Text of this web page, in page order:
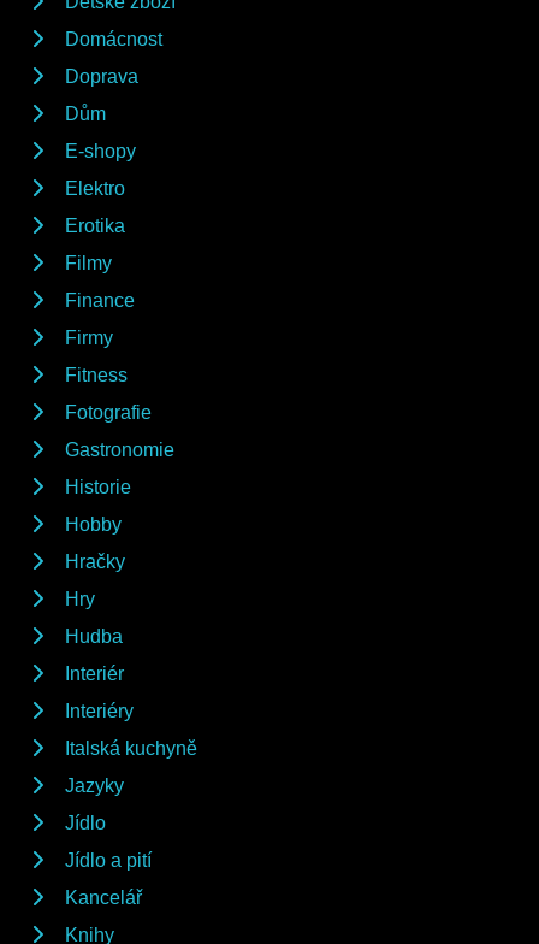
Domácnost
Doprava
Dům
E-shopy
Elektro
Erotika
Filmy
Finance
Firmy
Fitness
Fotografie
Gastronomie
Historie
Hobby
Hračky
Hry
Hudba
Interiér
Interiéry
Italská kuchyně
Jazyky
Jídlo
Jídlo a pití
Kancelář
Knihy